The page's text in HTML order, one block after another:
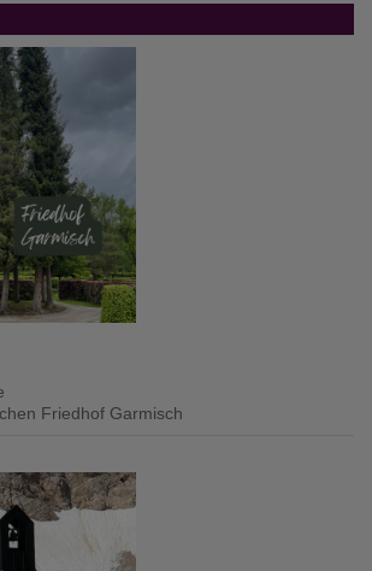
Friedhof Garmisch